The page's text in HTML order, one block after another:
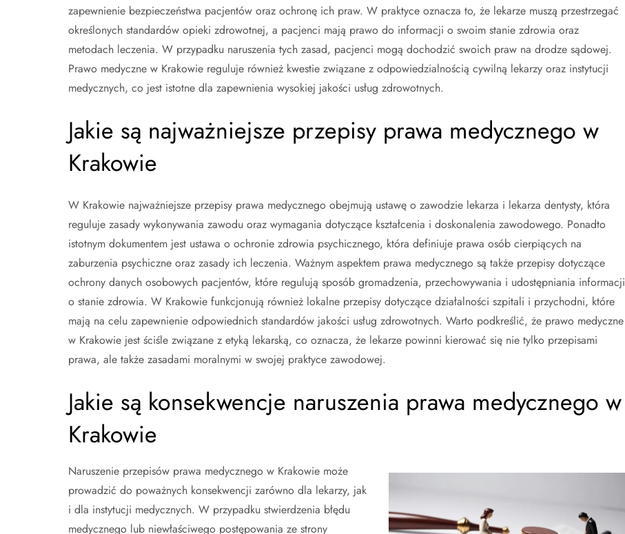
zapewnienie bezpieczeństwa pacjentów oraz ochronę ich praw. W praktyce oznacza to, że lekarze muszą przestrzegać
określonych standardów opieki zdrowotnej, a pacjenci mają prawo do informacji o swoim stanie zdrowia oraz
metodach leczenia. W przypadku naruszenia tych zasad, pacjenci mogą dochodzić swoich praw na drodze sądowej.
Prawo medyczne w Krakowie reguluje również kwestie związane z odpowiedzialnością cywilną lekarzy oraz instytucji
medycznych, co jest istotne dla zapewnienia wysokiej jakości usług zdrowotnych.
Jakie są najważniejsze przepisy prawa medycznego w
Krakowie
W Krakowie najważniejsze przepisy prawa medycznego obejmują ustawę o zawodzie lekarza i lekarza dentysty, która
reguluje zasady wykonywania zawodu oraz wymagania dotyczące kształcenia i doskonalenia zawodowego. Ponadto
istotnym dokumentem jest ustawa o ochronie zdrowia psychicznego, która definiuje prawa osób cierpiących na
zaburzenia psychiczne oraz zasady ich leczenia. Ważnym aspektem prawa medycznego są także przepisy dotyczące
ochrony danych osobowych pacjentów, które regulują sposób gromadzenia, przechowywania i udostępniania informacji
o stanie zdrowia. W Krakowie funkcjonują również lokalne przepisy dotyczące działalności szpitali i przychodni, które
mają na celu zapewnienie odpowiednich standardów jakości usług zdrowotnych. Warto podkreślić, że prawo medyczne
w Krakowie jest ściśle związane z etyką lekarską, co oznacza, że lekarze powinni kierować się nie tylko przepisami
prawa, ale także zasadami moralnymi w swojej praktyce zawodowej.
Jakie są konsekwencje naruszenia prawa medycznego w
Krakowie
Naruszenie przepisów prawa medycznego w Krakowie może
prowadzić do poważnych konsekwencji zarówno dla lekarzy, jak
i dla instytucji medycznych. W przypadku stwierdzenia błędu
medycznego lub niewłaściwego postępowania ze strony